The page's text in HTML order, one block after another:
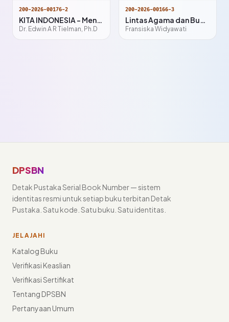
200-2026-00176-2
KITA INDONESIA – Menggugat dan Merayakan Kembali Arti Menjadi Indonesia
Dr. Edwin A R Tielman, Ph.D
200-2026-00166-3
Lintas Agama dan Budaya Peta Riset Indonesia Kontemporer
Fransiska Widyawati
DPSBN
Detak Pustaka Serial Book Number — sistem
identitas resmi untuk setiap buku terbitan Detak
Pustaka. Satu kode. Satu buku. Satu identitas.
JELAJAHI
Katalog Buku
Verifikasi Keaslian
Verifikasi Sertifikat
Tentang DPSBN
Pertanyaan Umum